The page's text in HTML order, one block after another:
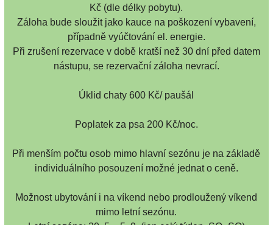
Kč (dle délky pobytu).
Záloha bude sloužit jako kauce na poškození vybavení,
případně vyúčtování el. energie.
Při zrušení rezervace v době kratší než 30 dní před datem
nástupu, se rezervační záloha nevrací.
Úklid chaty 600 Kč/ paušál
Poplatek za psa 200 Kč/noc.
Při menším počtu osob mimo hlavní sezónu je na základě
individuálního posouzení možné jednat o ceně.
Možnost ubytování i na víkend nebo prodloužený víkend
mimo letní sezónu.